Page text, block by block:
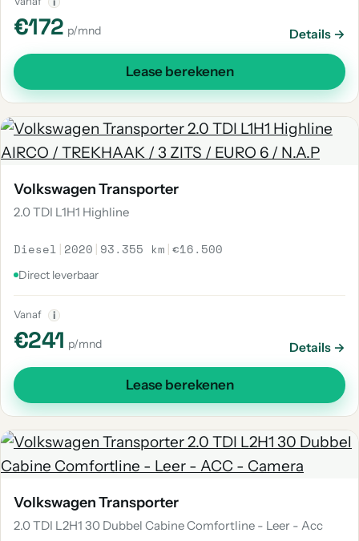
€172 p/mnd Details →
Lease berekenen
Volkswagen Transporter
2.0 TDI L1H1 Highline
Diesel | 2020 | 93.355 km |€16.500
Direct leverbaar
Vanaf i
€241 p/mnd Details →
Lease berekenen
Volkswagen Transporter
2.0 TDI L2H1 30 Dubbel Cabine Comfortline - Leer - Acc